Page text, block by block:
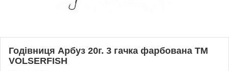
Годівниця Арбуз 20г. 3 гачка фарбована ТМ
VOLSERFISH